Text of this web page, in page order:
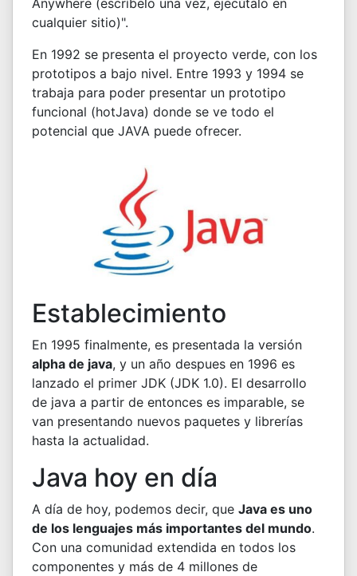
Anywhere (escríbelo una vez, ejecútalo en
cualquier sitio)".
En 1992 se presenta el proyecto verde, con los
prototipos a bajo nivel. Entre 1993 y 1994 se
trabaja para poder presentar un prototipo
funcional (hotJava) donde se ve todo el
potencial que JAVA puede ofrecer.
Establecimiento
En 1995 finalmente, es presentada la versión
alpha de java, y un año despues en 1996 es
lanzado el primer JDK (JDK 1.0). El desarrollo
de java a partir de entonces es imparable, se
van presentando nuevos paquetes y librerías
hasta la actualidad.
Java hoy en día
A día de hoy, podemos decir, que Java es uno
de los lenguajes más importantes del mundo.
Con una comunidad extendida en todos los
componentes y más de 4 millones de